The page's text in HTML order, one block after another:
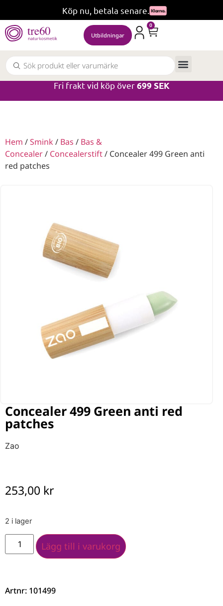
Köp nu, betala senare.
Utbildningar
0
Fri frakt vid köp över699 SEK
Hem /Smink / Bas / Bas &
Concealer/ Concealerstift/ Concealer 499 Green anti
red patches
Concealer 499 Green anti red
patches
Zao
253,00 kr
2 i lager
Lägg till i varukorg
Artnr: 101499